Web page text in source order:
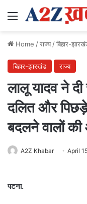
Menu
Home /राज्य/बिहार-
बिहार-झारखंड राज्य
लालू यादव ने
दलित और
बदलने वालों
A2Z Khabar April
पटना.